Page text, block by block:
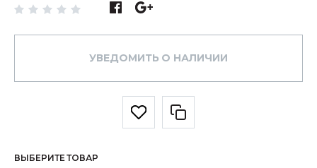
УВЕДОМИТЬ О НАЛИЧИИ
ВЫБЕРИТЕ ТОВАР